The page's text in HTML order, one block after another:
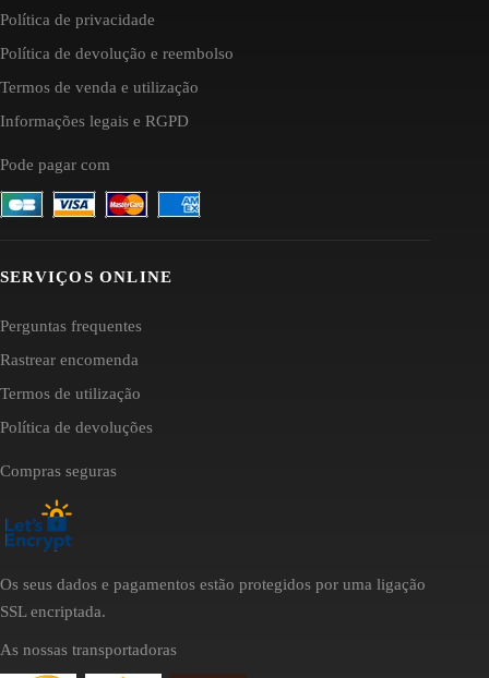
Política de privacidade
Política de devolução e reembolso
Termos de venda e utilização
Informações legais e RGPD
Pode pagar com
SERVIÇOS ONLINE
Perguntas frequentes
Rastrear encomenda
Termos de utilização
Política de devoluções
Compras seguras
Os seus dados e pagamentos estão protegidos por uma ligação
SSL encriptada.
As nossas transportadoras